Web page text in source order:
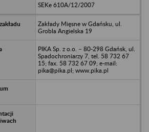
SEKe 610A/12/2007
Zakłady Mięsne w Gdańsku, ul.
Grobla Angielska 19
PIKA Sp. z o.o. – 80-298 Gdańsk, ul.
Spadochroniarzy 7, tel. 58 732 67
15; fax. 58 732 67 09; e-mail:
pika@pika.pl; www.pika.pl